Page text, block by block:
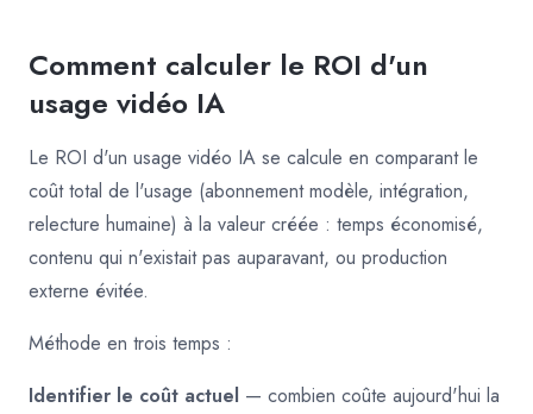
Comment calculer le ROI d'un
usage vidéo IA
Le ROI d'un usage vidéo IA se calcule en comparant le
coût total de l'usage (abonnement modèle, intégration,
relecture humaine) à la valeur créée : temps économisé,
contenu qui n'existait pas auparavant, ou production
externe évitée.
Méthode en trois temps :
Identifier le coût actuel — combien coûte aujourd'hui la